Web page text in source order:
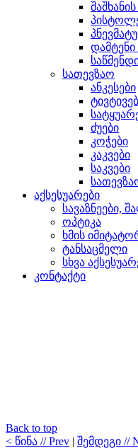
დამტენი
სათევზაო
ანკესები
ძუები
კოჭები
კაკვები
საკვები
აქსესუარები
სავაზნეები,
ოპტიკა
ხმის
ტანსაცმელი
სხვა
კონტაქტი
Back to top
< წინა // Prev | შემდეგი //